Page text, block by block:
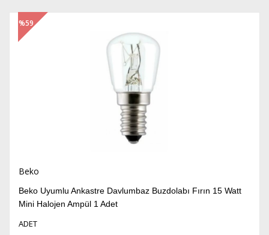
Beko
Beko Uyumlu Ankastre Davlumbaz Buzdolabı Fırın 15 Watt
Mini Halojen Ampül 1 Adet
ADET
%59